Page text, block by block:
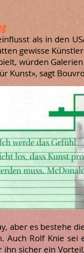
als in den
gewisse
würden
Kunst», sagt
aber es bestehe
Rolf Knie sei
ihn sicher ein